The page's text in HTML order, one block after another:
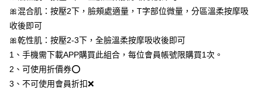
後付繳納相關費用。
※ 交易是否成功請以「AFTEE先享後付 」之結帳頁面顯示為準，若有關於
是否繳費成功／繳費後需取消欲退款等相關疑問，請聯繫「AFTEE先享後付
客戶支援中心」https://netprotections.freshdesk.com/support/home
【注意事項】
１．透過由恩沛科技股份有限公司提供之「AFTEE先享後付」服務完成之交
易，需依本服務之必要範圍內提供個人資料，並將交易相關給付款項請求債
【免運】付款後-萊爾富取貨
每筆NT$80，滿NT$612(含以上)免運費
【免運】7-11-取貨付款
每筆NT$80，滿NT$612(含以上)免運費
🎀混合肌：按壓2下，臉頰處適量，T字部位微量，分區溫柔按摩吸
收後即可
🎀乾性肌：按壓2-3下，全臉溫柔按摩吸收後即可
1、手機需下載APP購買此組合，每位會員帳號限購買1次。
2、可使用折價券⭕️
3、不可使用會員折扣❌